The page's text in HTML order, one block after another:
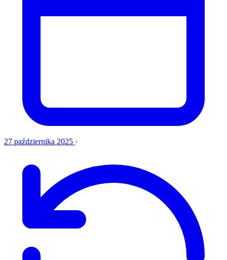
27 października 2025 ·